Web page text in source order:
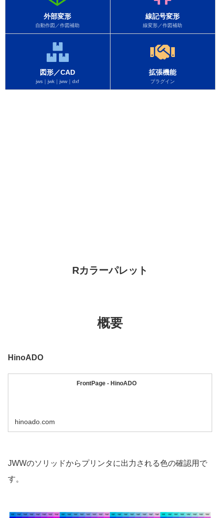
外部変形
自動作図／作図補助
線記号変形
線変形／作図補助
図形／CAD
jws｜jwk｜jww｜dxf
拡張機能
プラグイン
Rカラーパレット
概要
HinoADO
FrontPage - HinoADO
hinoado.com
JWWのソリッドからプリンタに出力される色の確認用で
す。